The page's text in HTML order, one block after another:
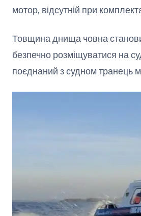
мотор, відсутній при
Товщина днища човна
безпечно розміщуватися на
поєднаний з судном транець